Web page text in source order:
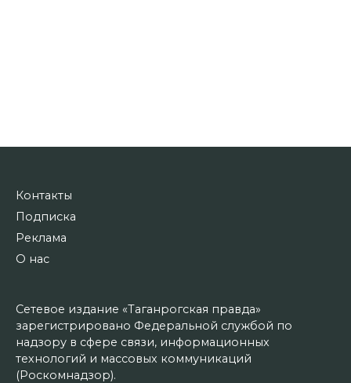
Контакты
Подписка
Реклама
О нас
Сетевое издание «Таганрогская правда»
зарегистрировано Федеральной службой по
надзору в сфере связи, информационных
технологий и массовых коммуникаций
(Роскомнадзор).